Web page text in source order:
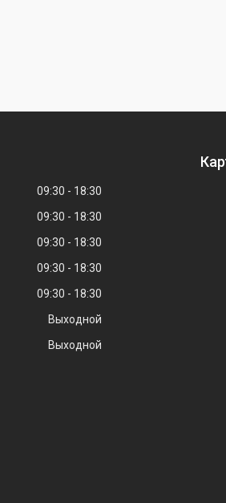
09:30
18:30
09:30
18:30
09:30
18:30
09:30
18:30
09:30
18:30
Выходной
Выходной